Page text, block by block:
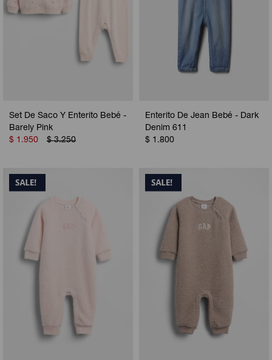
Set De Saco Y Enterito Bebé -
Barely Pink
$ 1.950 $ 3.250
Enterito De Jean Bebé - Dark
Denim 611
$ 1.800